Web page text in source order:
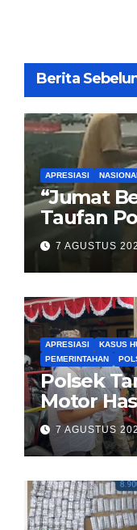
Berita
APRESIASI
“Jumat
Taufan
Bagikan
Sopir
00
7 AGUSTUS
APRESIASI KASUS
PEMERINTAHAN
Polsek
Motor
Kasus
Pemilik
7 AGUSTUS